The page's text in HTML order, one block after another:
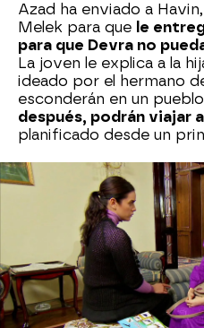
Azad ha enviado a
Melek para que le
para que Devra no
La joven le explica a la
ideado por el hermano
esconderán en un
después, podrán viajar
planificado desde un
Mientras tanto en la
Leyla descubre que
y tierra para encontrar
sospecha, tras
uno de sus hombres,
paradero de la
hasta la casa de Zeynep
doctora.